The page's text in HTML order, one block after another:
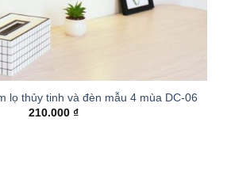
lọ thủy tinh và đèn mẫu 4 mùa DC-06
210.000 ₫